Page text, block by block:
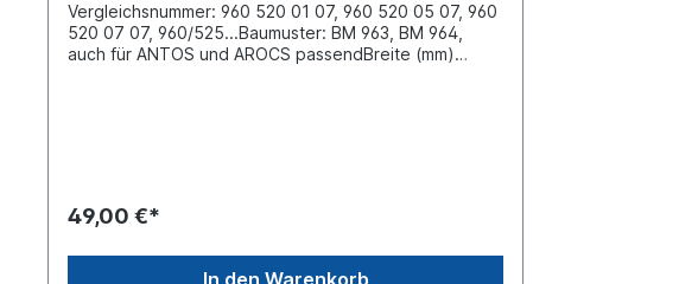
Vergleichsnummer: 960 520 01 07, 960 520 05 07, 960
520 07 07, 960/525...Baumuster: BM 963, BM 964,
auch für ANTOS und AROCS passendBreite (mm)
auf ihre Passform hin zu überprüfen. Bereits
49,00 €*
In den Warenkorb